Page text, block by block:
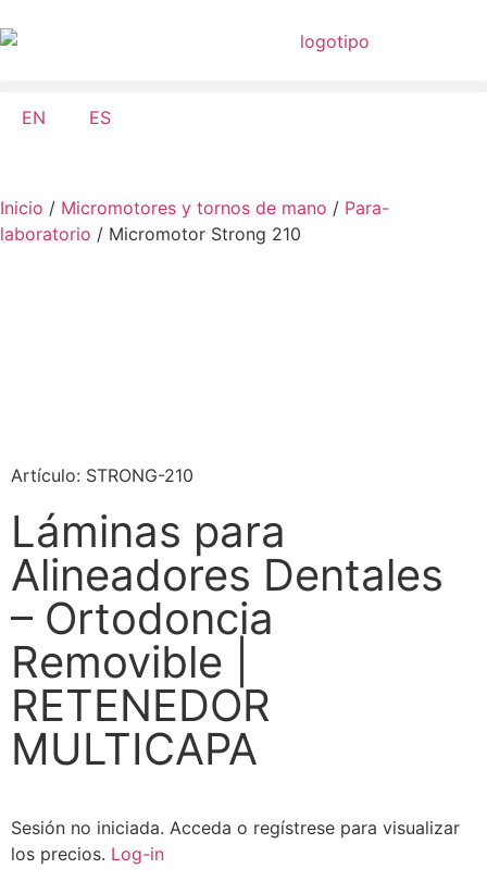
EN ES
Inicio / Micromotores y tornos de mano / Para-
laboratorio / Micromotor Strong 210
Artículo: STRONG-210
Láminas para
Alineadores Dentales
– Ortodoncia
Removible |
RETENEDOR
MULTICAPA
Sesión no iniciada. Acceda o regístrese para visualizar
los precios. Log-in